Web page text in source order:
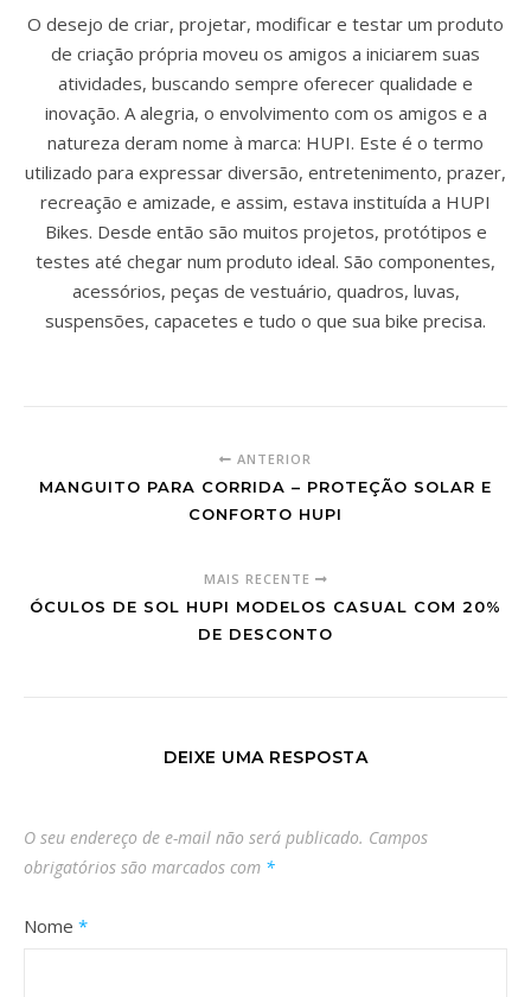
O desejo de criar, projetar, modificar e testar um produto
de criação própria moveu os amigos a iniciarem suas
atividades, buscando sempre oferecer qualidade e
inovação. A alegria, o envolvimento com os amigos e a
natureza deram nome à marca: HUPI. Este é o termo
utilizado para expressar diversão, entretenimento, prazer,
recreação e amizade, e assim, estava instituída a HUPI
Bikes. Desde então são muitos projetos, protótipos e
testes até chegar num produto ideal. São componentes,
acessórios, peças de vestuário, quadros, luvas,
suspensões, capacetes e tudo o que sua bike precisa.
ANTERIOR
MANGUITO PARA CORRIDA – PROTEÇÃO SOLAR E
CONFORTO HUPI
MAIS RECENTE
ÓCULOS DE SOL HUPI MODELOS CASUAL COM 20%
DE DESCONTO
DEIXE UMA RESPOSTA
O seu endereço de e-mail não será publicado. Campos
obrigatórios são marcados com *
Nome *